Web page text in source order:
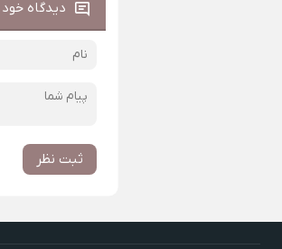
دیدگاه خود
ثبت نظر